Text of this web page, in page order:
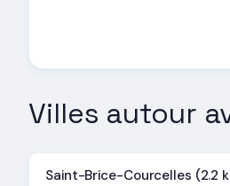
Villes autour
Saint-Brice-Courcelles (2.2